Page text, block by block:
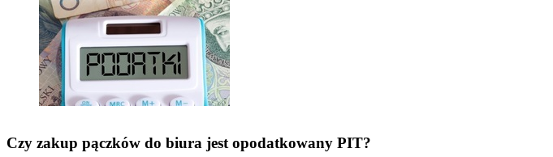
Czy zakup pączków do biura jest opodatkowany PIT?